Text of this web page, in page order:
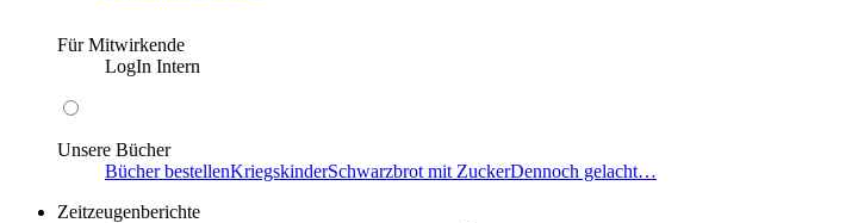
Für Mitwirkende
LogIn Intern
Unsere Bücher
Bücher bestellenKriegskinderSchwarzbrot mit ZuckerDennoch gelacht…
Zeitzeugenberichte